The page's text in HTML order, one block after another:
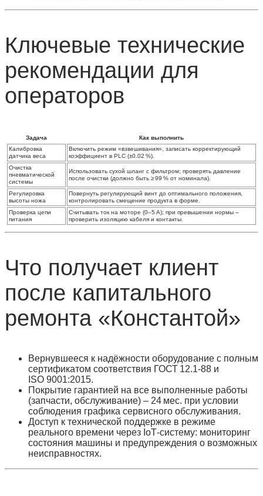
Ключевые технические
рекомендации для
операторов
Задача
Как выполнить
Калибровка
датчика веса
Включить режим «взвешивания», записать корректирующий
коэффициент в PLC (±0.02 %).
Очистка
пневматической
системы
Использовать сухой шланг с фильтром; проверять давление
после очистки (должно быть ≥ 99 % от номинала).
Регулировка
высоты ножа
Повернуть регулирующий винт до оптимального положения,
контролировать смещение продукта в форме.
Проверка цепи
питания
Считывать ток на моторе (0–5 A); при превышении нормы –
проверить изоляцию кабеля и контакты.
Что получает клиент
после капитального
ремонта «Константой»
Вернувшееся к надёжности оборудование с полным
сертификатом соответствия ГОСТ 12.1‑88 и
ISO 9001:2015.
Покрытие гарантией на все выполненные работы
(запчасти, обслуживание) – 24 мес. при условии
соблюдения графика сервисного обслуживания.
Доступ к технической поддержке в режиме
реального времени через IoT‑систему: мониторинг
состояния машины и предупреждения о возможных
неисправностях.